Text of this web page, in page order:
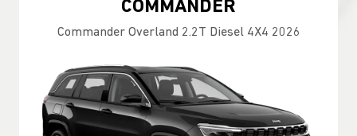
COMMANDER
Commander Overland 2.2T Diesel 4X4 2026